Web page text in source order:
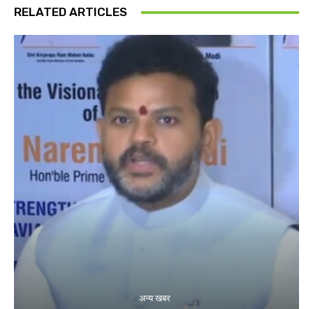
RELATED ARTICLES
अन्य खबर